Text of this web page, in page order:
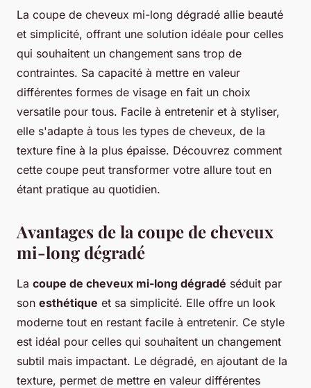
La coupe de cheveux mi-long dégradé allie beauté
et simplicité, offrant une solution idéale pour celles
qui souhaitent un changement sans trop de
contraintes. Sa capacité à mettre en valeur
différentes formes de visage en fait un choix
versatile pour tous. Facile à entretenir et à styliser,
elle s'adapte à tous les types de cheveux, de la
texture fine à la plus épaisse. Découvrez comment
cette coupe peut transformer votre allure tout en
étant pratique au quotidien.
Avantages de la coupe de cheveux
mi-long dégradé
La coupe de cheveux mi-long dégradé séduit par
son esthétique et sa simplicité. Elle offre un look
moderne tout en restant facile à entretenir. Ce style
est idéal pour celles qui souhaitent un changement
subtil mais impactant. Le dégradé, en ajoutant de la
texture, permet de mettre en valeur différentes